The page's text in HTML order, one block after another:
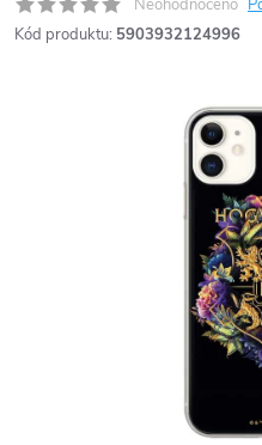
Neohodnoceno
Kód produktu: 5903932124996